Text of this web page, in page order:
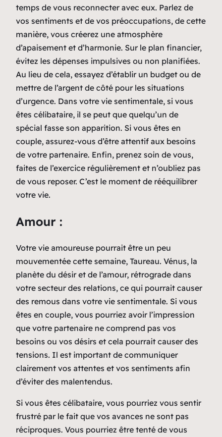
temps de vous reconnecter avec eux. Parlez de
vos sentiments et de vos préoccupations, de cette
manière, vous créerez une atmosphère
d’apaisement et d’harmonie. Sur le plan financier,
évitez les dépenses impulsives ou non planifiées.
Au lieu de cela, essayez d’établir un budget ou de
mettre de l’argent de côté pour les situations
d’urgence. Dans votre vie sentimentale, si vous
êtes célibataire, il se peut que quelqu’un de
spécial fasse son apparition. Si vous êtes en
couple, assurez-vous d’être attentif aux besoins
de votre partenaire. Enfin, prenez soin de vous,
faites de l’exercice régulièrement et n’oubliez pas
de vous reposer. C’est le moment de rééquilibrer
votre vie.
Amour :
Votre vie amoureuse pourrait être un peu
mouvementée cette semaine, Taureau. Vénus, la
planète du désir et de l’amour, rétrograde dans
votre secteur des relations, ce qui pourrait causer
des remous dans votre vie sentimentale. Si vous
êtes en couple, vous pourriez avoir l’impression
que votre partenaire ne comprend pas vos
besoins ou vos désirs et cela pourrait causer des
tensions. Il est important de communiquer
clairement vos attentes et vos sentiments afin
d’éviter des malentendus.
Si vous êtes célibataire, vous pourriez vous sentir
frustré par le fait que vos avances ne sont pas
réciproques. Vous pourriez être tenté de vous